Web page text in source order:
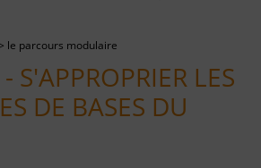
le parcours modulaire
S'APPROPRIER LES
DE BASES DU